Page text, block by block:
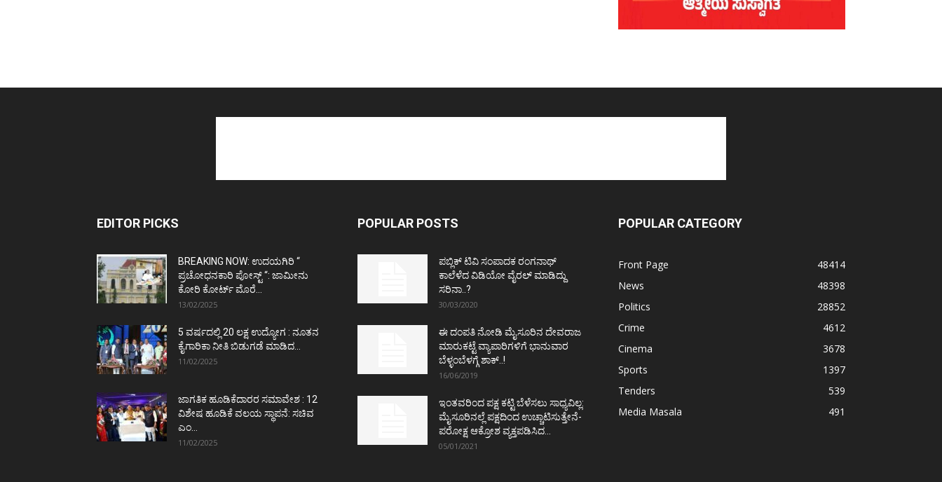
EDITOR PICKS
BREAKING NOW: ಉದಯಗಿರಿ “
ಪ್ರಚೋಧನಕಾರಿ ಪೋಸ್ಟ್‌ “: ಜಾಮೀನು
ಕೋರಿ ಕೋರ್ಟ್‌ ಮೊರೆ...
13/02/2025
5 ವರ್ಷದಲ್ಲಿ 20 ಲಕ್ಷ ಉದ್ಯೋಗ : ನೂತನ
ಕೈಗಾರಿಕಾ ನೀತಿ ಬಿಡುಗಡೆ ಮಾಡಿದ...
11/02/2025
ಜಾಗತಿಕ ಹೂಡಿಕೆದಾರರ ಸಮಾವೇಶ : 12
ವಿಶೇಷ ಹೂಡಿಕೆ ವಲಯ ಸ್ಥಾಪನೆ: ಸಚಿವ
ಎಂ...
11/02/2025
POPULAR POSTS
ಪಬ್ಲಿಕ್ ಟಿವಿ ಸಂಪಾದಕ ರಂಗನಾಥ್
ಕಾಲೆಳೆದ ವಿಡಿಯೋ ವೈರಲ್ ಮಾಡಿದ್ದು
ಸರಿನಾ..?
30/03/2020
ಈ ದಂಪತಿ ನೋಡಿ ಮೈಸೂರಿನ ದೇವರಾಜ
ಮಾರುಕಟ್ಟೆ ವ್ಯಾಪಾರಿಗಳಿಗೆ ಭಾನುವಾರ
ಬೆಳ್ಳಂಬೆಳಗ್ಗೆ ಶಾಕ್..!
16/06/2019
ಇಂತವರಿಂದ ಪಕ್ಷ ಕಟ್ಟಿ ಬೆಳೆಸಲು ಸಾಧ್ಯವಿಲ್ಲ:
ಮೈಸೂರಿನಲ್ಲೆ ಪಕ್ಷದಿಂದ ಉಚ್ಚಾಟಿಸುತ್ತೇನೆ-
ಪರೋಕ್ಷ ಆಕ್ರೋಶ ವ್ಯಕ್ತಪಡಿಸಿದ...
05/01/2021
POPULAR CATEGORY
Front Page
48414
News
48398
Politics
28852
Crime
4612
Cinema
3678
Sports
1397
Tenders
539
Media Masala
491